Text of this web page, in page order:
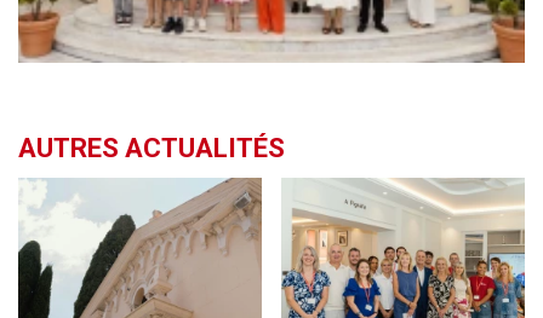
AUTRES ACTUALITÉS